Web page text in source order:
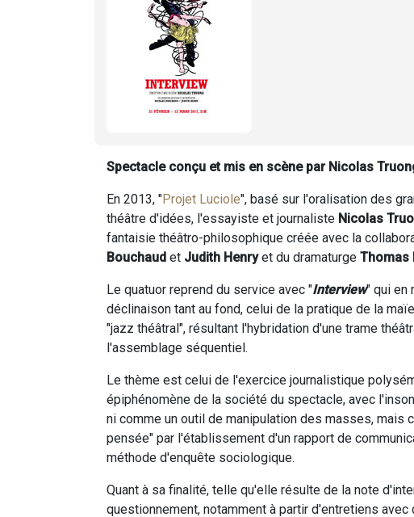
Spectacle conçu et mis en scène par Nicolas
En 2013, "Projet Luciole", basé sur l'oralisation des
théâtre d'idées, l'essayiste et journaliste Nicolas
fantaisie théâtro-philosophique créée avec la
Bouchaud et Judith Henryet du dramaturge Thomas
Le quatuor reprend du service avec "Interview" qui en
déclinaison tant au fond, celui de la pratique de la
"jazz théâtral", résultant l'hybridation d'une trame
l'assemblage séquentiel.
Le thème est celui de l'exercice journalistique
épiphénomène de la société du spectacle, avec
ni comme un outil de manipulation des masses, mais
pensée" par l'établissement d'un rapport de
méthode d'enquête sociologique.
Quant à sa finalité, telle qu'elle résulte de la note
questionnement, notamment à partir d'entretiens